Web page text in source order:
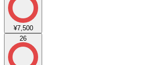
¥7,500
26